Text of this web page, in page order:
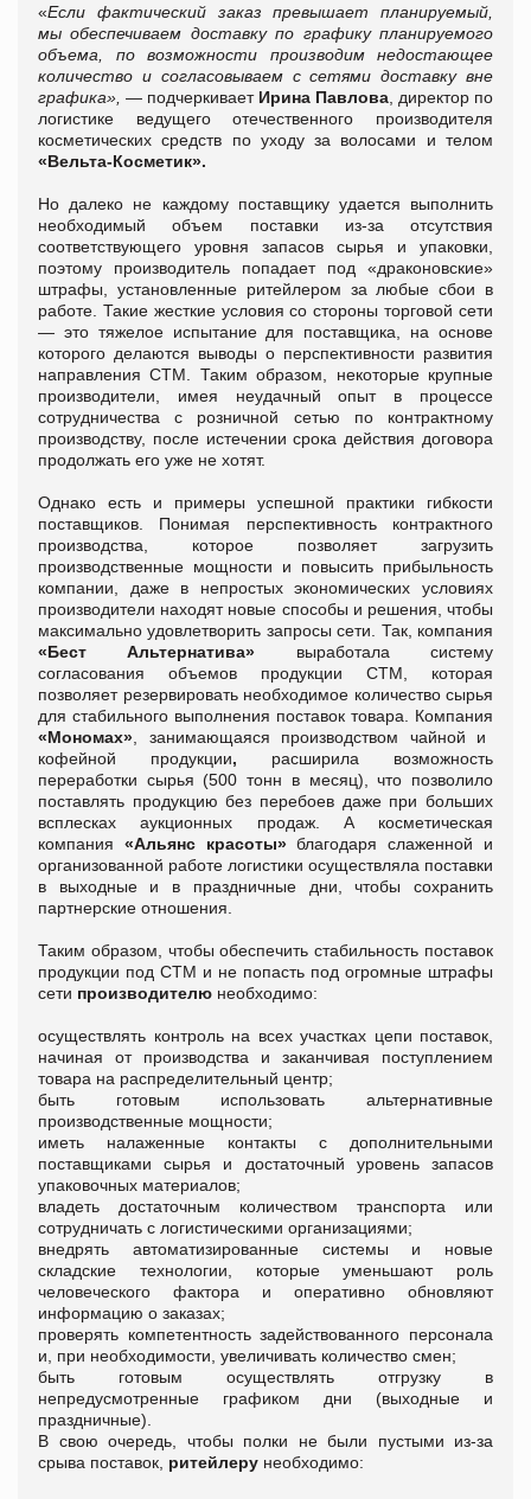
«Если фактический заказ превышает планируемый,
мы обеспечиваем доставку по графику планируемого
объема, по возможности производим недостающее
количество и согласовываем с сетями доставку вне
графика», — подчеркивает Ирина Павлова , директор по
логистике ведущего отечественного производителя
косметических средств по уходу за волосами и телом
«Вельта-Косметик».
Но далеко не каждому поставщику удается выполнить
необходимый объем поставки из-за отсутствия
соответствующего уровня запасов сырья и упаковки,
поэтому производитель попадает под «драконовские»
штрафы, установленные ритейлером за любые сбои в
работе. Такие жесткие условия со стороны торговой сети
— это тяжелое испытание для поставщика, на основе
которого делаются выводы о перспективности развития
направления СТМ. Таким образом, некоторые крупные
производители, имея неудачный опыт в процессе
сотрудничества с розничной сетью по контрактному
производству, после истечении срока действия договора
продолжать его уже не хотят.
Однако есть и примеры успешной практики гибкости
поставщиков. Понимая перспективность контрактного
производства, которое позволяет загрузить
производственные мощности и повысить прибыльность
компании, даже в непростых экономических условиях
производители находят новые способы и решения, чтобы
максимально удовлетворить запросы сети. Так, компания
«Бест Альтернатива» выработала систему
согласования объемов продукции СТМ, которая
позволяет резервировать необходимое количество сырья
для стабильного выполнения поставок товара. Компания
«Мономах» , занимающаяся производством чайной и
кофейной продукции, расширила возможность
переработки сырья (500 тонн в месяц), что позволило
поставлять продукцию без перебоев даже при больших
всплесках аукционных продаж. А косметическая
компания «Альянс красоты»благодаря слаженной и
организованной работе логистики осуществляла поставки
в выходные и в праздничные дни, чтобы сохранить
партнерские отношения.
Таким образом, чтобы обеспечить стабильность поставок
продукции под СТМ и не попасть под огромные штрафы
сети производителю необходимо:
осуществлять контроль на всех участках цепи поставок,
начиная от производства и заканчивая поступлением
товара на распределительный центр;
быть готовым использовать альтернативные
производственные мощности;
иметь налаженные контакты с дополнительными
поставщиками сырья и достаточный уровень запасов
упаковочных материалов;
владеть достаточным количеством транспорта или
сотрудничать с логистическими организациями;
внедрять автоматизированные системы и новые
складские технологии, которые уменьшают роль
человеческого фактора и оперативно обновляют
информацию о заказах;
проверять компетентность задействованного персонала
и, при необходимости, увеличивать количество смен;
быть готовым осуществлять отгрузку в
непредусмотренные графиком дни (выходные и
праздничные).
В свою очередь, чтобы полки не были пустыми из-за
срыва поставок, ритейлеру необходимо: